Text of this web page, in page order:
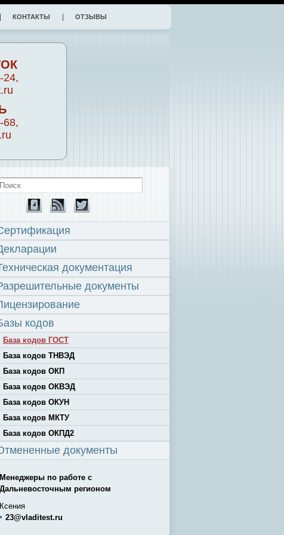
КОНТАКТЫ ОТЗЫВЫ
24,
68,
документация
документы
кодов
База кодов ГОСТ
База кодов ТНВЭД
База кодов ОКП
База кодов ОКВЭД
База кодов ОКУН
База кодов МКТУ
База кодов ОКПД2
документы
Менеджеры по работе с
Дальневосточным регионом
Ксения
23@vladitest.ru